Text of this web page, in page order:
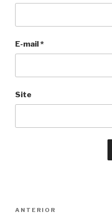
E-mail*
Site
Anterior
ANTERIOR